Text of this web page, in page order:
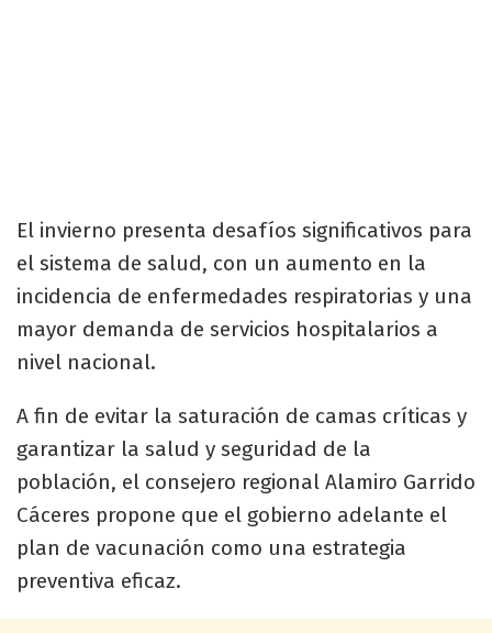
El invierno presenta desafíos significativos para
el sistema de salud, con un aumento en la
incidencia de enfermedades respiratorias y una
mayor demanda de servicios hospitalarios a
nivel nacional.
A fin de evitar la saturación de camas críticas y
garantizar la salud y seguridad de la
población, el consejero regional Alamiro Garrido
Cáceres propone que el gobierno adelante el
plan de vacunación como una estrategia
preventiva eficaz.